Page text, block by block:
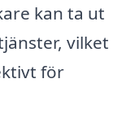
kan ta ut
vilket
för